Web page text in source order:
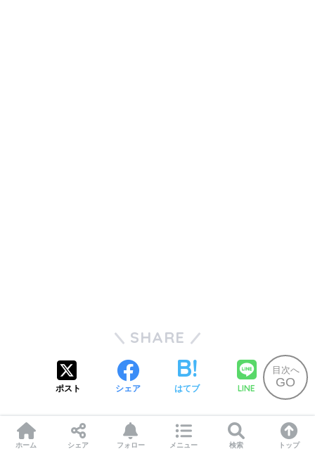
目次へ
GO
SHARE
ポスト シェア はてブ LINE
ホーム シェア フォロー メニュー 検索 トップ